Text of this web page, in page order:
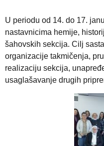
U periodu od 14. do 17.
nastavnicima hemije,
šahovskih sekcija. Cilj
organizacije takmičenja,
realizaciju sekcija,
usaglašavanje drugih